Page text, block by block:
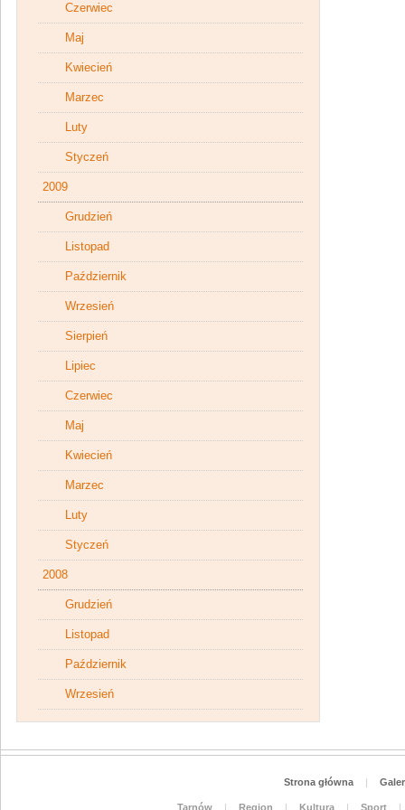
Czerwiec
Maj
Kwiecień
Marzec
Luty
Styczeń
2009
Grudzień
Listopad
Październik
Wrzesień
Sierpień
Lipiec
Czerwiec
Maj
Kwiecień
Marzec
Luty
Styczeń
2008
Grudzień
Listopad
Październik
Wrzesień
Strona główna |
Tarnów | Region | Kultura | Sport
|